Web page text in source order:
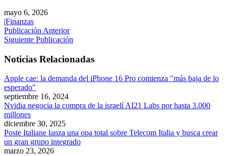
mayo 6, 2026
|Finanzas
Publicación Anterior
Siguiente Publicación
Noticias Relacionadas
Apple cae: la demanda del iPhone 16 Pro comienza "más baja de lo
esperado"
septiembre 16, 2024
Nvidia negocia la compra de la israelí AI21 Labs por hasta 3.000
millones
diciembre 30, 2025
Poste Italiane lanza una opa total sobre Telecom Italia y busca crear
un gran grupo integrado
marzo 23, 2026